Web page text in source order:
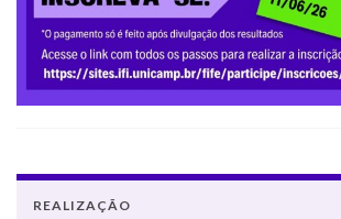
REALIZAÇÃO